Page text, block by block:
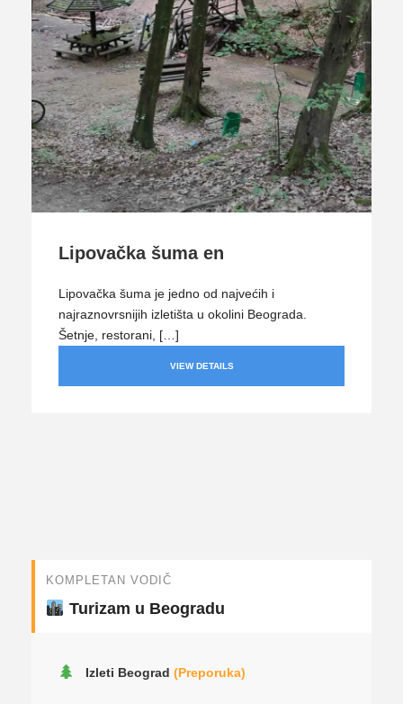
Lipovačka šuma en
Lipovačka šuma je jedno od najvećih i
najraznovrsnijih izletišta u okolini Beograda.
Šetnje, restorani, […]
VIEW DETAILS
KOMPLETAN VODIČ
Turizam u Beogradu
Izleti Beograd (Preporuka)